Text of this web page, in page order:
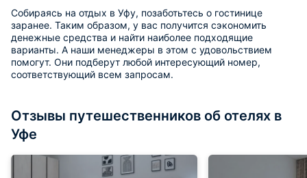
Собираясь на отдых в Уфу, позаботьтесь о гостинице
заранее. Таким образом, у вас получится сэкономить
денежные средства и найти наиболее подходящие
варианты. А наши менеджеры в этом с удовольствием
помогут. Они подберут любой интересующий номер,
соответствующий всем запросам.
Отзывы путешественников об отелях в
Уфе